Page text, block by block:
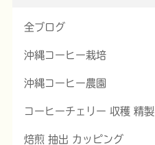
全ブログ
沖縄コーヒー栽培
沖縄コーヒー農園
コーヒーチェリー 収穫 精製
焙煎 抽出 カッピング